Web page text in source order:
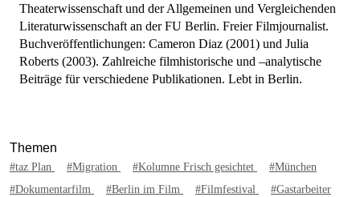
Theaterwissenschaft und der Allgemeinen und Vergleichenden
Literaturwissenschaft an der FU Berlin. Freier Filmjournalist.
Buchveröffentlichungen: Cameron Diaz (2001) und Julia
Roberts (2003). Zahlreiche filmhistorische und –analytische
Beiträge für verschiedene Publikationen. Lebt in Berlin.
Themen
#taz Plan #Migration #Kolumne Frisch gesichtet
#München
#Dokumentarfilm
#Berlin im Film #Filmfestival
#Gastarbeiter